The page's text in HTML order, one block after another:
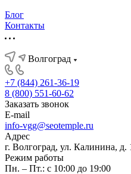
Блог
Контакты
Волгоград
+7 (844) 261-36-19
8 (800) 551-60-62
Заказать звонок
E-mail
info-vgg@seotemple.ru
Адрес
г. Волгоград, ул. Калинина, д.
Режим работы
Пн. – Пт.: с 10:00 до 19:00